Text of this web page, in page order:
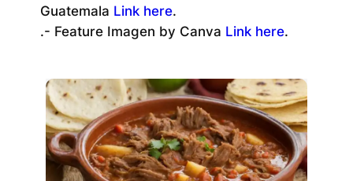
Guatemala Link here.
.- Feature Imagen by Canva Link here.